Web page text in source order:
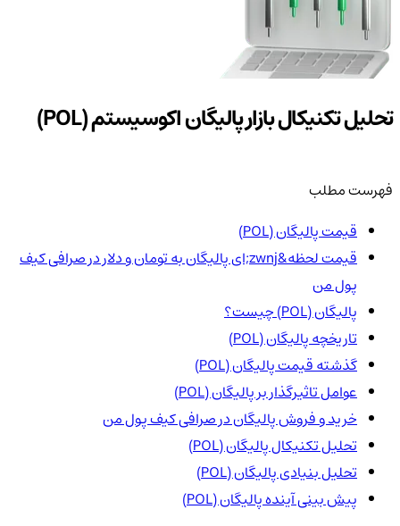
تحلیل تکنیکال بازار پالیگان اکوسیستم (POL)
فهرست مطلب
قیمت پالیگان (POL)
قیمت لحظه&zwnj;ای پالیگان به تومان و دلار در صرافی کیف
پول من
پالیگان (POL) چیست؟
تاریخچه پالیگان (POL)
گذشته قیمت پالیگان (POL)
عوامل تاثیرگذار بر پالیگان (POL)
خرید و فروش پالیگان در صرافی کیف پول من
تحلیل تکنیکال پالیگان (POL)
تحلیل بنیادی پالیگان (POL)
پیش بینی آینده پالیگان (POL)